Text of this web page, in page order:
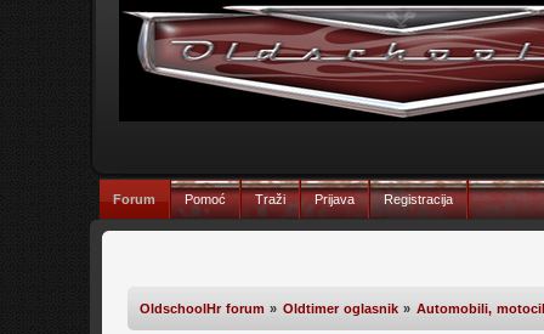
Forum Pomoć Traži Prijava Registracija
OldschoolHr forum» Oldtimer oglasnik» Automobili,